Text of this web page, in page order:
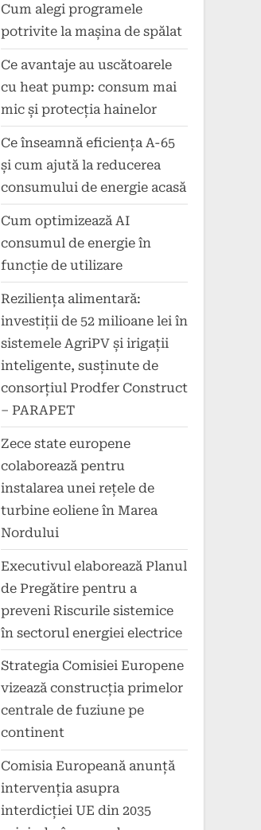
Cum alegi programele
potrivite la mașina de spălat
Ce avantaje au uscătoarele
cu heat pump: consum mai
mic și protecția hainelor
Ce înseamnă eficiența A-65
și cum ajută la reducerea
consumului de energie acasă
Cum optimizează AI
consumul de energie în
funcție de utilizare
Reziliența alimentară:
investiții de 52 milioane lei în
sistemele AgriPV și irigații
inteligente, susținute de
consorțiul Prodfer Construct
– PARAPET
Zece state europene
colaborează pentru
instalarea unei rețele de
turbine eoliene în Marea
Nordului
Executivul elaborează Planul
de Pregătire pentru a
preveni Riscurile sistemice
în sectorul energiei electrice
Strategia Comisiei Europene
vizează construcția primelor
centrale de fuziune pe
continent
Comisia Europeană anunță
intervenția asupra
interdicției UE din 2035